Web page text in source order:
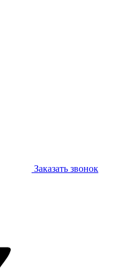
Заказать звонок